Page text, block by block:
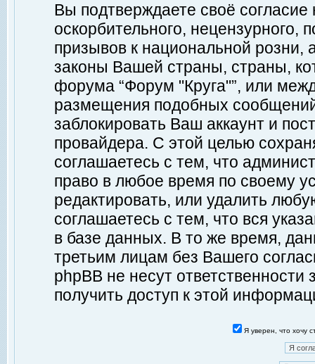
Вы подтверждаете своё
оскорбительного, нецензурного,
призывов к национальной
законы Вашей страны, страны,
форума “Форум "Круга"”, или
размещения подобных
заблокировать Ваш аккаунт и
провайдера. С этой целью
соглашаетесь с тем, что
право в любое время по своему
редактировать, или удалить
соглашаетесь с тем, что вся
в базе данных. В то же время,
третьим лицам без Вашего
phpBB не несут ответственности
получить доступ к этой
Я уверен, что хочу